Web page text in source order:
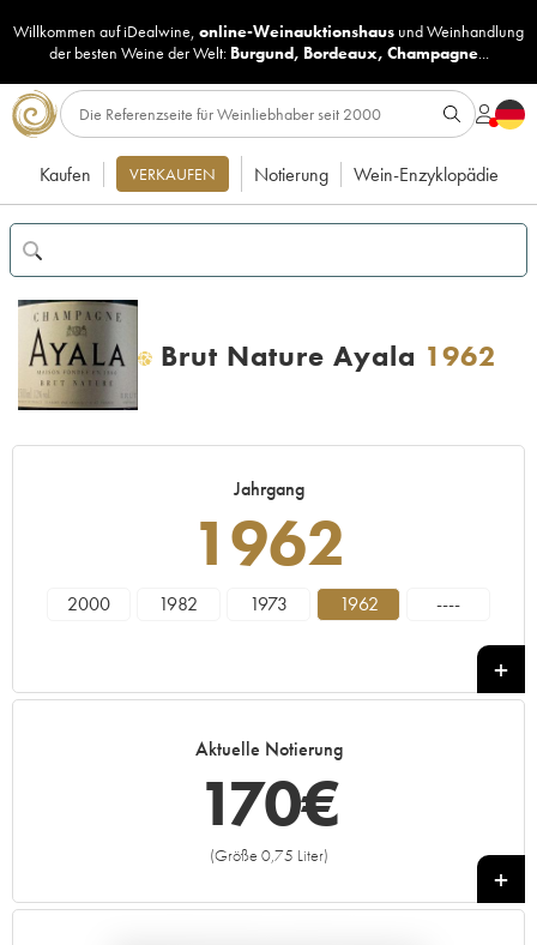
Willkommen auf iDealwine, online-Weinauktionshaus undWeinhandlung
der besten Weine der Welt: Burgund, Bordeaux, Champagne...
Kaufen VERKAUFEN Notierung Wein-Enzyklopädie
H Brut Nature Ayala 1962
Jahrgang
1962
2000 1982 1973 1962 ----
Aktuelle Notierung
170€
(Größe 0,75 Liter)
+